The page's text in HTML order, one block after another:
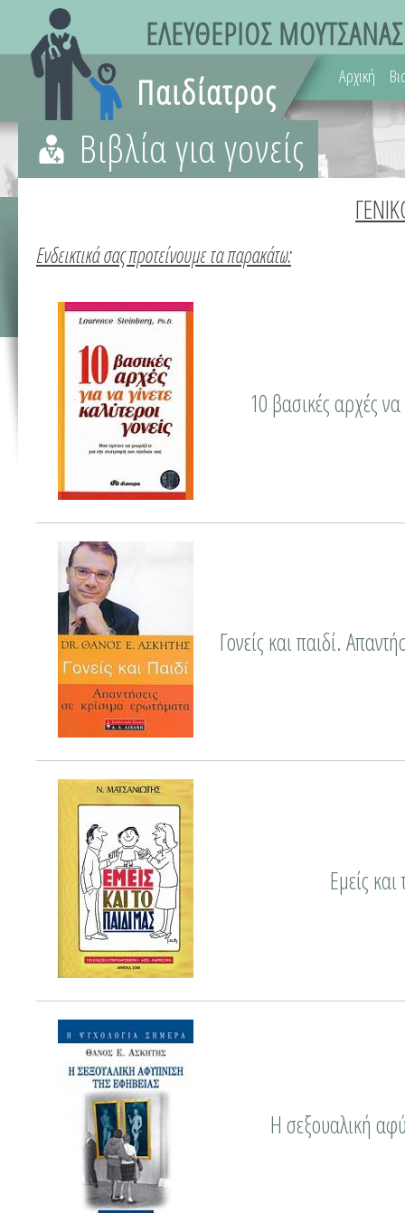
Αρχική
Βιβλία για γονείς
Ενδεικτικά σας προτείνουμε τα παρακάτω:
10 βασικές αρχές να
Γονείς και παιδί.
Εμείς
Η σεξουαλική